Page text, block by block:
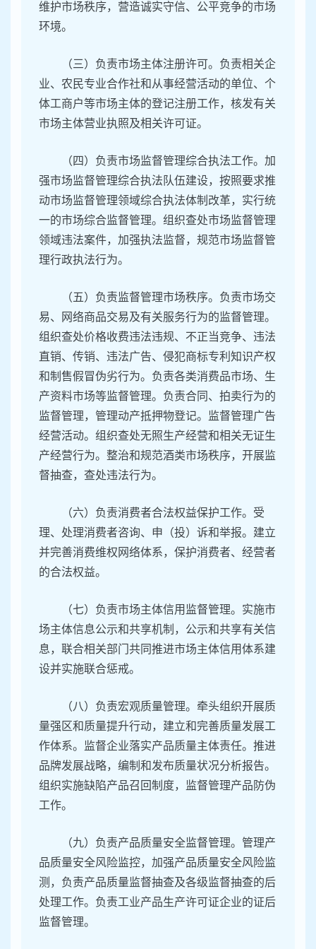
维护市场秩序，营造诚实守信、公平竞争的市场
环境。
（三）负责市场主体注册许可。负责相关企
业、农民专业合作社和从事经营活动的单位、个
体工商户等市场主体的登记注册工作，核发有关
市场主体营业执照及相关许可证。
（四）负责市场监督管理综合执法工作。加
强市场监督管理综合执法队伍建设，按照要求推
动市场监督管理领域综合执法体制改革，实行统
一的市场综合监督管理。组织查处市场监督管理
领域违法案件，加强执法监督，规范市场监督管
理行政执法行为。
（五）负责监督管理市场秩序。负责市场交
易、网络商品交易及有关服务行为的监督管理。
组织查处价格收费违法违规、不正当竞争、违法
直销、传销、违法广告、侵犯商标专利知识产权
和制售假冒伪劣行为。负责各类消费品市场、生
产资料市场等监督管理。负责合同、拍卖行为的
监督管理，管理动产抵押物登记。监督管理广告
经营活动。组织查处无照生产经营和相关无证生
产经营行为。整治和规范酒类市场秩序，开展监
督抽查，查处违法行为。
（六）负责消费者合法权益保护工作。受
理、处理消费者咨询、申（投）诉和举报。建立
并完善消费维权网络体系，保护消费者、经营者
的合法权益。
（七）负责市场主体信用监督管理。实施市
场主体信息公示和共享机制，公示和共享有关信
息，联合相关部门共同推进市场主体信用体系建
设并实施联合惩戒。
（八）负责宏观质量管理。牵头组织开展质
量强区和质量提升行动，建立和完善质量发展工
作体系。监督企业落实产品质量主体责任。推进
品牌发展战略，编制和发布质量状况分析报告。
组织实施缺陷产品召回制度，监督管理产品防伪
工作。
（九）负责产品质量安全监督管理。管理产
品质量安全风险监控，加强产品质量安全风险监
测，负责产品质量监督抽查及各级监督抽查的后
处理工作。负责工业产品生产许可证企业的证后
监督管理。